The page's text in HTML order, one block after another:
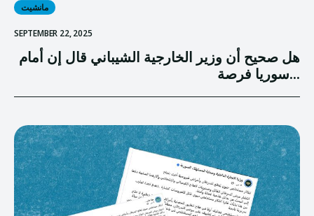
مانشيت
SEPTEMBER 22, 2025
هل صحيح أن وزير الخارجية الشيباني قال إن أمام
سوريا فرصة...